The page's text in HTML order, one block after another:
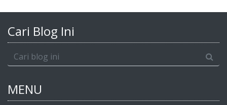
Cari Blog Ini
MENU